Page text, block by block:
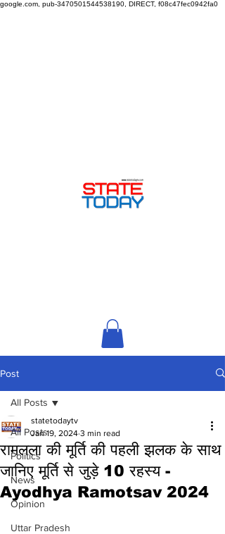
google.com, pub-3470501544538190, DIRECT, f08c47fec0942fa0
Post
All Posts
Politics
News
Opinion
Uttar Pradesh
All Posts
रामलला की मूर्ति की पहली झलक के साथ
जानिए मूर्ति से जुड़े 10 रहस्य -
Ayodhya Ramotsav 2024
statetodaytv
Jan 19, 2024 3 min read